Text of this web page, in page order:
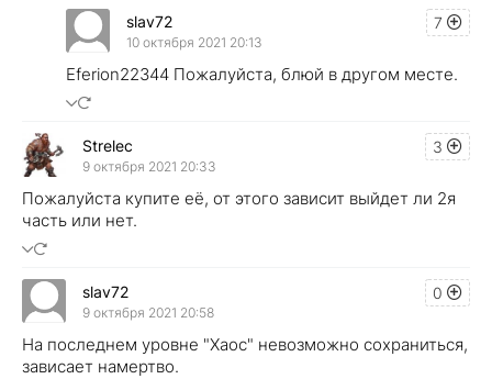
7
slav72
10 октября 2021 20:13
Eferion22344 Пожалуйста, блюй в другом месте.
3
Strelec
9 октября 2021 20:33
Пожалуйста купите её, от этого зависит выйдет ли 2я
часть или нет.
0
slav72
9 октября 2021 20:58
На последнем уровне "Хаос" невозможно сохраниться,
зависает намертво.